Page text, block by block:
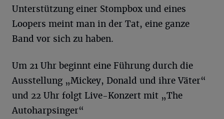
Unterstützung einer Stompbox und eines
Loopers meint man in der Tat, eine ganze
Band vor sich zu haben.
Um 21 Uhr beginnt eine Führung durch die
Ausstellung „Mickey, Donald und ihre Väter“
und 22 Uhr folgt Live-Konzert mit „The
Autoharpsinger“